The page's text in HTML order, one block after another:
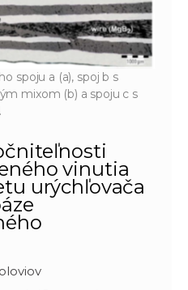
spoju a (a), spoj b s
mixom (b) a spoju c s
vinutia
urýchľovača